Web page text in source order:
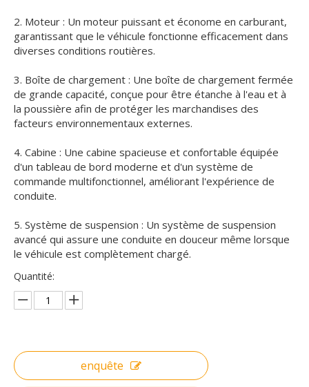
2. Moteur : Un moteur puissant et économe en carburant,
garantissant que le véhicule fonctionne efficacement dans
diverses conditions routières.
3. Boîte de chargement : Une boîte de chargement fermée
de grande capacité, conçue pour être étanche à l'eau et à
la poussière afin de protéger les marchandises des
facteurs environnementaux externes.
4. Cabine : Une cabine spacieuse et confortable équipée
d'un tableau de bord moderne et d'un système de
commande multifonctionnel, améliorant l'expérience de
conduite.
5. Système de suspension : Un système de suspension
avancé qui assure une conduite en douceur même lorsque
le véhicule est complètement chargé.
Quantité:
enquête